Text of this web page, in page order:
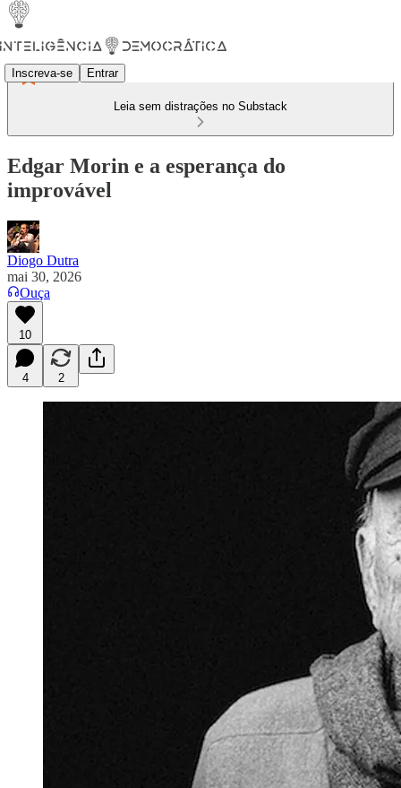
Inscreva-se Entrar
Leia sem distrações no Substack
Edgar Morin e a esperança do
improvável
Diogo Dutra
mai 30, 2026
Ouça
10
4 2